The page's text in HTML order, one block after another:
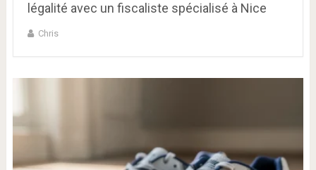
légalité avec un fiscaliste spécialisé à Nice
Chris